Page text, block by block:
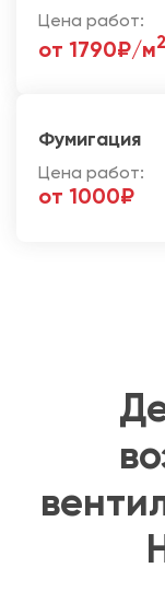
Цена работ:
от 1790₽/м2
Фумигация
Цена работ:
от 1000₽